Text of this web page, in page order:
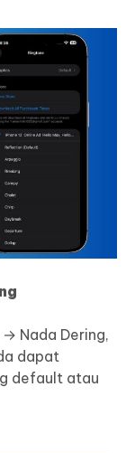
Nada Dering,
dapat
default atau